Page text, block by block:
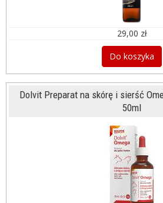
29,00 zł
Do koszyka
Dolvit Preparat na skórę i sierść
50ml